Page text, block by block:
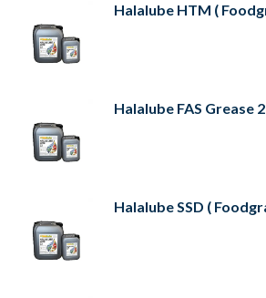
Halalube HTM (
Halalube FAS Grease
Halalube SSD (